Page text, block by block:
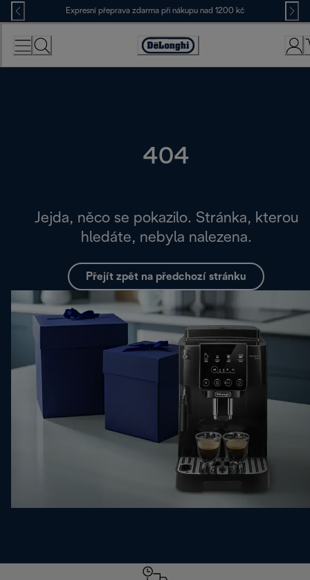
Skip
to
Content
Expresní přeprava zdarma při nákupu nad 1200 kč
Accessibility
Statement
404
Jejda, něco se pokazilo. Stránka, kterou
hledáte, nebyla nalezena.
Přejít zpět na předchozí stránku